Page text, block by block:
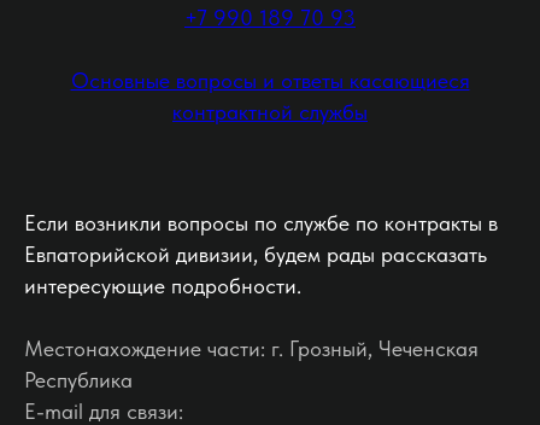
+7 990 189 70 93
Основные вопросы и ответы касающиеся
контрактной службы
Если возникли вопросы по службе по контракты в
Евпаторийской дивизии, будем рады рассказать
интересующие подробности.
Местонахождение части: г. Грозный, Чеченская
Республика
E-mail для связи: